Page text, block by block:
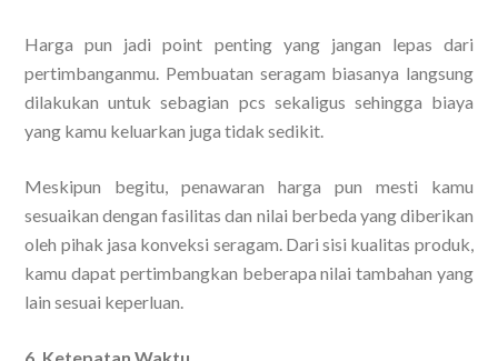
Harga pun jadi point penting yang jangan lepas dari
pertimbanganmu. Pembuatan seragam biasanya langsung
dilakukan untuk sebagian pcs sekaligus sehingga biaya
yang kamu keluarkan juga tidak sedikit.
Meskipun begitu, penawaran harga pun mesti kamu
sesuaikan dengan fasilitas dan nilai berbeda yang diberikan
oleh pihak jasa konveksi seragam. Dari sisi kualitas produk,
kamu dapat pertimbangkan beberapa nilai tambahan yang
lain sesuai keperluan.